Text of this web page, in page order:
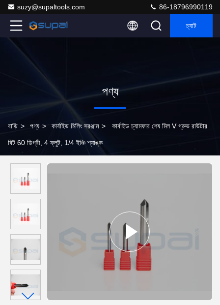
suzy@supaltools.com 86-18796990119
চ্যাট
পণ্য
বাড়ি > পণ্য > কার্বাইড মিলিং সরঞ্জাম > কার্বাইড চ্যামফার শেষ মিল V গ্রুভ রাউটার
বিট 60 ডিগ্রী, 4 ফ্লুট, 1/4 ইঞ্চি শ্যাঙ্ক